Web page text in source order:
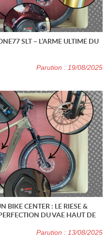
SLT – L’ARME ULTIME DU
Parution : 19/08/2025
BIKE CENTER : LE RIESE &
DU VAE HAUT DE
Parution : 13/08/2025